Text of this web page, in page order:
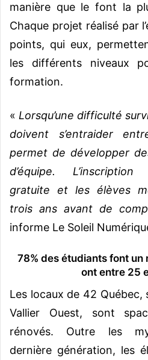
manière que le font la
Chaque projet réalisé par
points, qui eux,
les différents niveaux
formation.
« Lorsqu’une difficulté
doivent s’entraider
permet de développer
d’équipe.
gratuite et les élèves
trois ans avant de
informe Le Soleil
78% des étudiants font un
ont entre 25
Les locaux de 42 Québec,
Vallier Ouest, sont
rénovés. Outre les
dernière génération, les